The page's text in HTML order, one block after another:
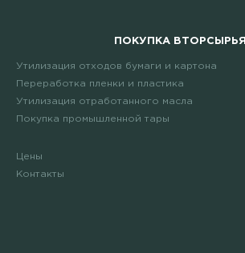
ПОКУПКА ВТОРСЫРЬЯ
Утилизация отходов бумаги и картона
Переработка пленки и пластика
Утилизация отработанного масла
Покупка промышленной тары
Цены
Контакты